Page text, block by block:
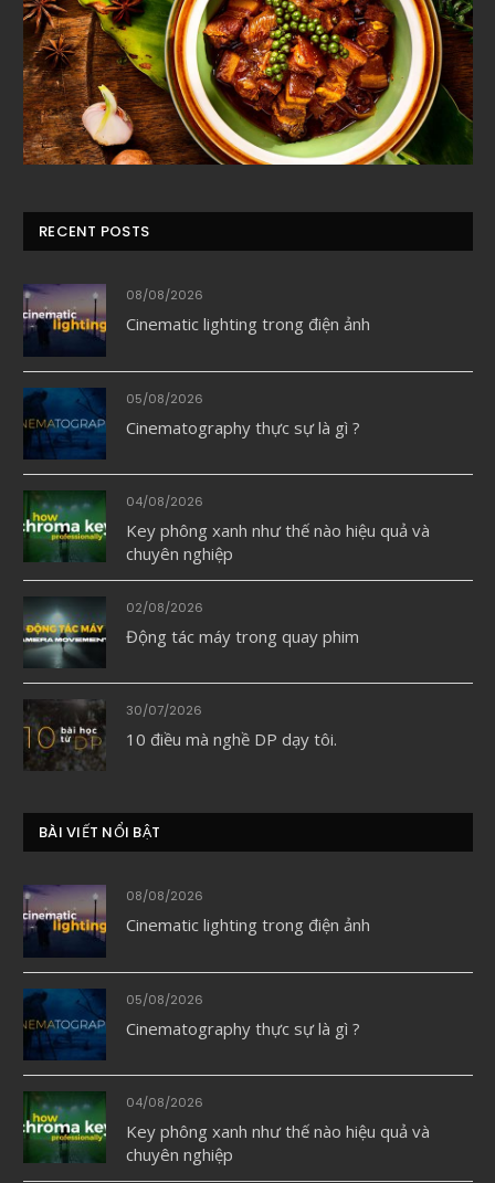
RECENT POSTS
08/08/2026
Cinematic lighting trong điện ảnh
05/08/2026
Cinematography thực sự là gì ?
04/08/2026
Key phông xanh như thế nào hiệu quả và
chuyên nghiệp
02/08/2026
Động tác máy trong quay phim
30/07/2026
10 điều mà nghề DP dạy tôi.
BÀI VIẾT NỔI BẬT
08/08/2026
Cinematic lighting trong điện ảnh
05/08/2026
Cinematography thực sự là gì ?
04/08/2026
Key phông xanh như thế nào hiệu quả và
chuyên nghiệp